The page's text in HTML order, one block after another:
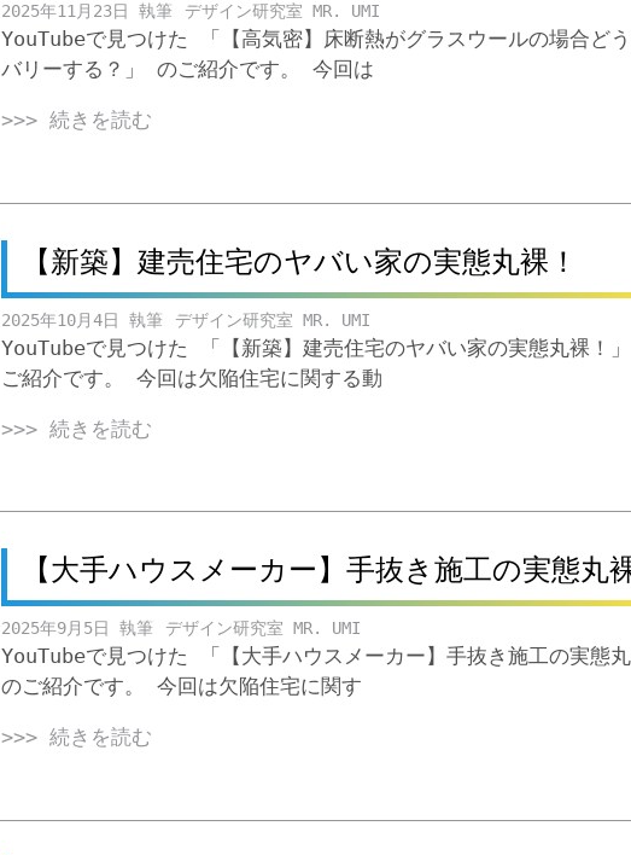
2025年11月23日 デザイン研究室 MR. UMI
YouTubeで見つけた 「【高気密】床断熱がグラスウールの場合ど
バリーする？」 のご紹介です。 今回は
>>> 続きを読む
【新築】建売住宅のヤバい家の実態丸裸！
2025年10月4日 デザイン研究室 MR. UMI
YouTubeで見つけた 「【新築】建売住宅のヤバい家の実態丸裸！
ご紹介です。 今回は欠陥住宅に関する動
>>> 続きを読む
【大手ハウスメーカー】手抜き施工の実態丸
2025年9月5日 デザイン研究室 MR. UMI
YouTubeで見つけた 「【大手ハウスメーカー】手抜き施工の実態丸
のご紹介です。 今回は欠陥住宅に関す
>>> 続きを読む